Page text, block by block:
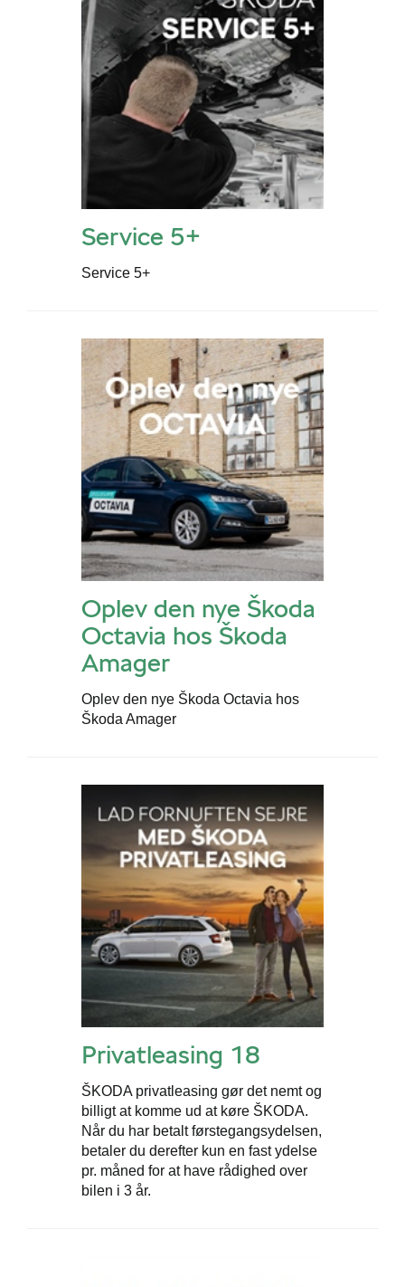
Service 5+
Service 5+
Oplev den nye Škoda
Octavia hos Škoda
Amager
Oplev den nye Škoda Octavia hos
Škoda Amager
Privatleasing 18
ŠKODA privatleasing gør det nemt og
billigt at komme ud at køre ŠKODA.
Når du har betalt førstegangsydelsen,
betaler du derefter kun en fast ydelse
pr. måned for at have rådighed over
bilen i 3 år.